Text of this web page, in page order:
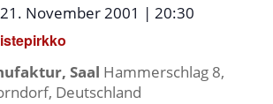
November 2001 | 20:30
Saal Hammerschlag 8,
Deutschland